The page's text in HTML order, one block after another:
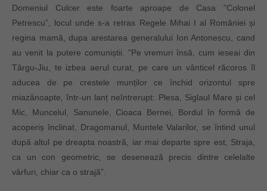
Domeniul Culcer este foarte aproape de Casa ”Colonel
Petrescu”, locul unde s-a retras Regele Mihai I al României și
regina mamă, dupa arestarea generalului Ion Antonescu, cand
au venit la putere comuniștii. ”Pe vremuri însă, cum ieseai din
Târgu-Jiu, te izbea aerul curat, pe care un vânticel răcoros îl
aducea de pe crestele munților ce închid orizontul spre
miazănoapte, într-un lanț neîntrerupt: Plesa, Siglaul Mare și cel
Mic, Muncelul, Sanunele, Cioaca Bernei, Bordul în formă de
acoperiș înclinat, Dragomanul, Muntele Valarilor, se întind unul
după altul pe dreapta noastră, iar mai departe spre est, Straja,
ca un con geometric, se desenează precis dintre celelalte
vârfuri, chiar ca o strajă”.